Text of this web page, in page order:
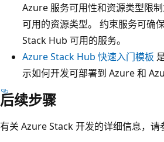
Azure 服务可用性和资源类型限
可用的资源类型。 约束服务可确
Stack Hub 可用的服务。
Azure Stack Hub 快速入门模板
示如何开发可部署到 Azure 和
后续步骤
有关 Azure Stack 开发的详细信息，请